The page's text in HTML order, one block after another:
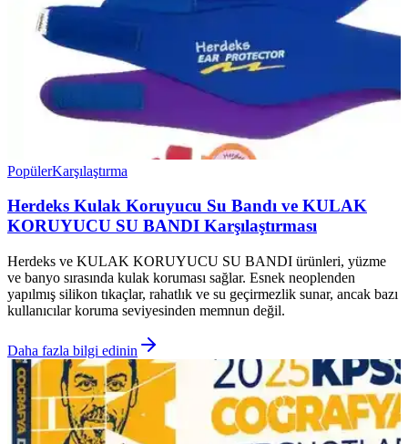
PopülerKarşılaştırma
Herdeks Kulak Koruyucu Su Bandı ve KULAK
KORUYUCU SU BANDI Karşılaştırması
Herdeks ve KULAK KORUYUCU SU BANDI ürünleri, yüzme
ve banyo sırasında kulak koruması sağlar. Esnek neoplenden
yapılmış silikon tıkaçlar, rahatlık ve su geçirmezlik sunar, ancak bazı
kullanıcılar koruma seviyesinden memnun değil.
Daha fazla bilgi edinin